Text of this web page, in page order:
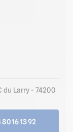
du Larry - 74200
80 16 13 92